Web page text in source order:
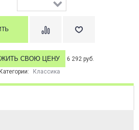
СВОЮ ЦЕНУ
6 292 руб.
Категории:
Классика